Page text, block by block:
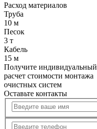
Расход материалов
Труба
10 м
Песок
3 т
Кабель
15 м
Получите индивидуальный
расчет стоимости монтажа
очистных систем
Оставьте контакты